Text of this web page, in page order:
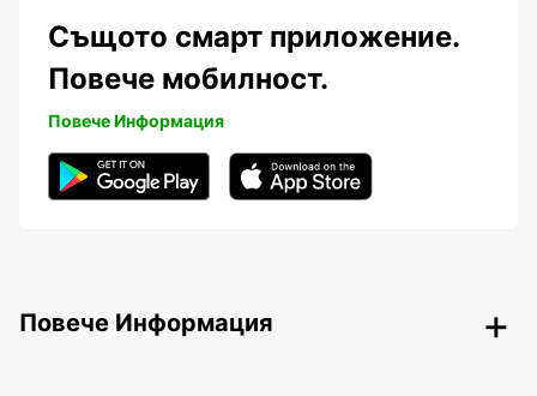
Същото смарт приложение.
Повече мобилност.
Повече Информация
Повече Информация